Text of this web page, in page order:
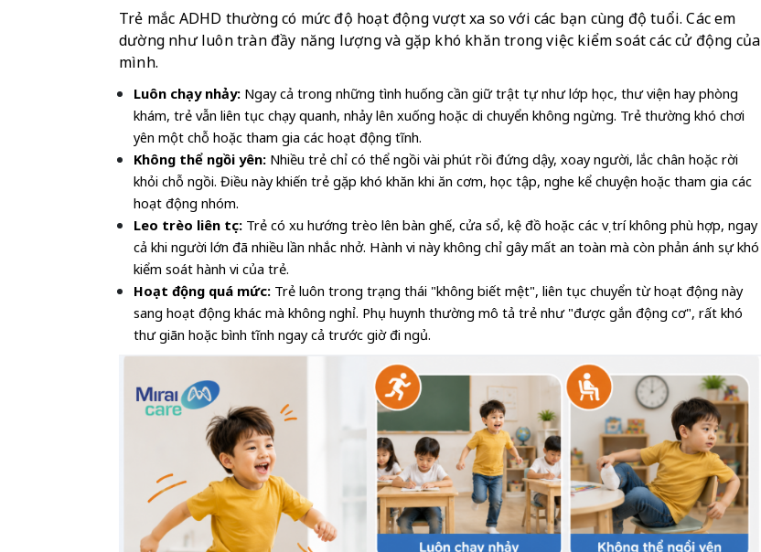
Trẻ mắc ADHD thường có mức độ hoạt động vượt xa so với các bạn cùng độ tuổi. Các em
dường như luôn tràn đầy năng lượng và gặp khó khăn trong việc kiểm soát các cử động của
mình.
Luôn chạy nhảy: Ngay cả trong những tình huống cần giữ trật tự như lớp học, thư viện hay phòng
khám, trẻ vẫn liên tục chạy quanh, nhảy lên xuống hoặc di chuyển không ngừng. Trẻ thường khó chơi
yên một chỗ hoặc tham gia các hoạt động tĩnh.
Không thể ngồi yên: Nhiều trẻ chỉ có thể ngồi vài phút rồi đứng dậy, xoay người, lắc chân hoặc rời
khỏi chỗ ngồi. Điều này khiến trẻ gặp khó khăn khi ăn cơm, học tập, nghe kể chuyện hoặc tham gia các
hoạt động nhóm.
Leo trèo liên tục: Trẻ có xu hướng trèo lên bàn ghế, cửa sổ, kệ đồ hoặc các vị trí không phù hợp, ngay
cả khi người lớn đã nhiều lần nhắc nhở. Hành vi này không chỉ gây mất an toàn mà còn phản ánh sự khó
kiểm soát hành vi của trẻ.
Hoạt động quá mức: Trẻ luôn trong trạng thái "không biết mệt", liên tục chuyển từ hoạt động này
sang hoạt động khác mà không nghỉ. Phụ huynh thường mô tả trẻ như "được gắn động cơ", rất khó
thư giãn hoặc bình tĩnh ngay cả trước giờ đi ngủ.